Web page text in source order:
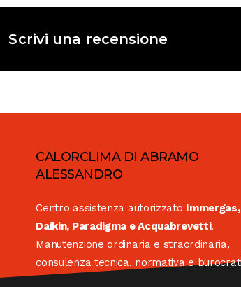
Scrivi una recensione
CALORCLIMA DI ABRAMO
ALESSANDRO
Centro assistenza autorizzato Immergas,
Daikin, Paradigma e Acquabrevetti.
Manutenzione ordinaria e straordinaria,
consulenza tecnica, normativa e